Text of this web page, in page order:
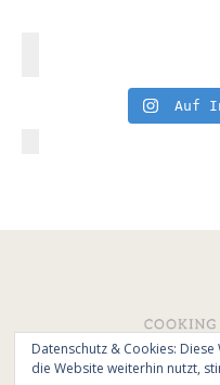
Auf
© All Rights
Datenschutz & Cookies:
die Website weiterhin nutzt,